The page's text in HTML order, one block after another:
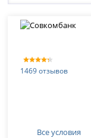
1469 отзывов
Все условия